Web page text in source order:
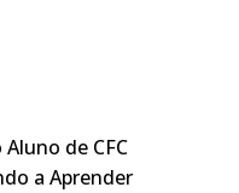
de CFC
a Aprender